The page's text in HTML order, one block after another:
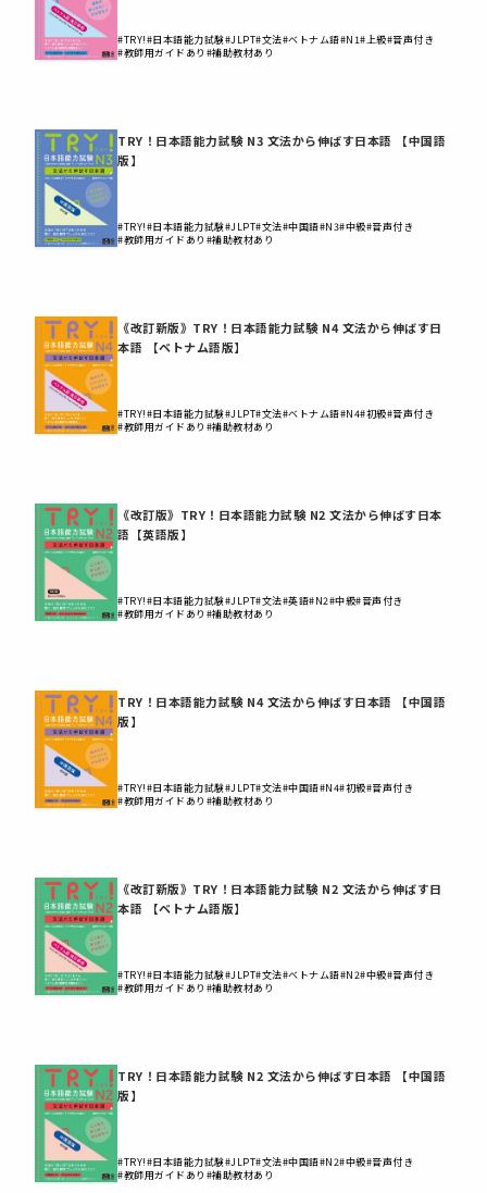
#TRY!#日本語能力試験#JLPT#文法#ベトナム語#N1#上級#音声付き
#教師用ガイドあり #補助教材あり
TRY！日本語能力試験 N3 文法から伸ばす日本語 【中国語
版】
#TRY!#日本語能力試験#JLPT#文法#中国語#N3#中級#音声付き
#教師用ガイドあり #補助教材あり
《改訂新版》TRY！日本語能力試験 N4 文法から伸ばす日
本語 【ベトナム語版】
#TRY!#日本語能力試験#JLPT#文法#ベトナム語#N4#初級#音声付き
#教師用ガイドあり #補助教材あり
《改訂版》TRY！日本語能力試験 N2 文法から伸ばす日本
語【英語版】
#TRY!#日本語能力試験#JLPT#文法#英語#N2#中級#音声付き
#教師用ガイドあり #補助教材あり
TRY！日本語能力試験 N4 文法から伸ばす日本語 【中国語
版】
#TRY!#日本語能力試験#JLPT#文法#中国語#N4#初級#音声付き
#教師用ガイドあり #補助教材あり
《改訂新版》TRY！日本語能力試験 N2 文法から伸ばす日
本語 【ベトナム語版】
#TRY!#日本語能力試験#JLPT#文法#ベトナム語#N2#中級#音声付き
#教師用ガイドあり #補助教材あり
TRY！日本語能力試験 N2 文法から伸ばす日本語 【中国語
版】
#TRY!#日本語能力試験#JLPT#文法#中国語#N2#中級#音声付き
#教師用ガイドあり #補助教材あり